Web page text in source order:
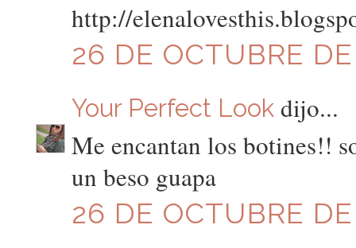
http://
26 DE OCTUBRE
Your Perfect Lookdijo...
Me encantan los botines!!
un beso guapa
26 DE OCTUBRE